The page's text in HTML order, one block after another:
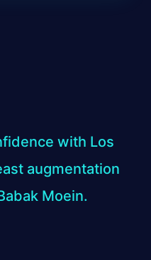
with Los
augmentation
Moein.